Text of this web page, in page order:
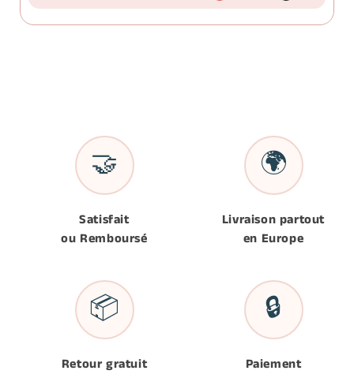
🤝
Satisfait
ou Remboursé
🌍
Livraison partout
en Europe
📦
Retour gratuit
🔒
Paiement